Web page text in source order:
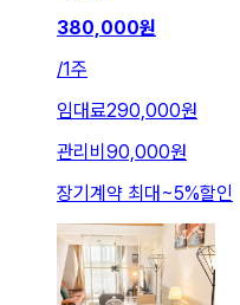
380,000원
/1주
임대료290,000원
관리비 90,000원
장기계약 최대~5%할인